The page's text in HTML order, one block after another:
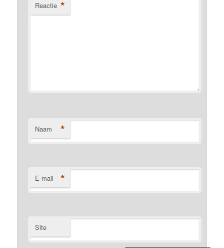
Reactie *
Naam *
E-mail *
Site